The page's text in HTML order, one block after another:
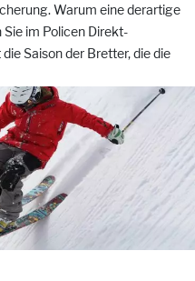
Warum eine derartige
im Policen Direkt-
Saison der Bretter, die die